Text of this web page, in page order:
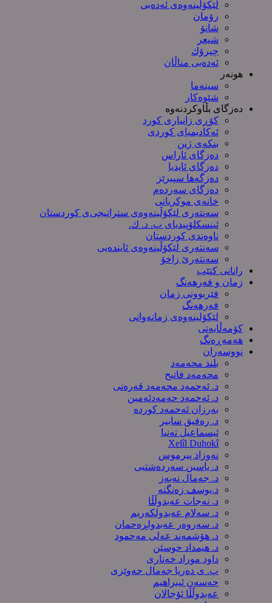
لێکۆڵینەوەی ئەدەبی
رۆمان
شانۆ
شیعر
چیرۆك
ئەدەبی مناڵان
هونەر
سینەما
شێوەکار
دەزگای بڵاوکردنەوە
کۆڕی زانیاری کورد
ئەکادیمیای کوردی
بنکەی ژین
دەزگای ئاراس
دەزگای ئایدیا
دەزگەها سپیرێز
دەزگای سەردەم
خانەی موکریانی
سەنتەری لێكۆڵینەوەی ستراتیجی‌ی كوردستان
ئینسکلۆپیدیای پ. د. ك.
ناوەندی کوردستان
سەنتەری لێکۆڵینەوەى ئایندەیی
سەنتەرێ زاخۆ
رانانی کتێب
زمان و فەرهەنگ
فێربوونی زمان
فەرهەنگ
لێکۆلینەوەی زمانەوانی
کۆمەڵایەتی
هەمەڕەنگ
نووسەران
بلند محەمەد
محەمەد فاتیح
د. ئەحمەد محەمەد قەرەنی
د. ئەحمەد حەمەدئەمین
بەرزان ئەحمەد کورده
د. رەفیق سابیر
ئیسماعیل تەنیا
Xelîl Duhokî
نەوزاد پیرموس
د. یاسین سەردەشتیی
د. جەمال نەبەز
د.یوسف زه‌نگنه‌
د. نەجات عەبدوڵڵا
د. سەلام عەبدولكەریم
د. سەروەر عەبدولڕەحمان
د. هۆشمەند عەلی مەحمود
د. هیمداد حوسێن
داود موراد خەتاری
پ. ی دەریا جەمال حەوێزی
حەسەن ئیبراهیم
عەبدوڵڵا ئۆجالان